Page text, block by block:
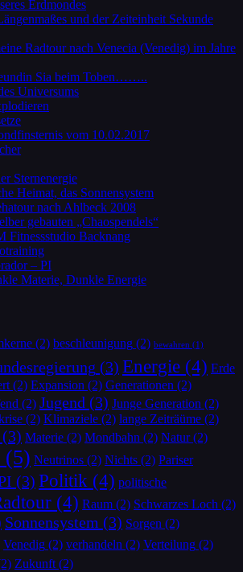
Erdmondes
und der Zeiteinheit Sekunde
Radtour nach Venecia (Venedig) im Jahre
Sia beim Toben……..
Universums
vom 10.02.2017
Sternenergie
Heimat, das Sonnensystem
nach Ahlbeck 2008
gebauten „Chaospendels“
Fitnessstudio Backnang
– PI
Materie, Dunkle Energie
(2) beschleunigung (2) bewahren (1)
(3) Energie (4) Erde
(2) Expansion (2) Generationen (2)
(2) Jugend (3) Junge Generation (2)
(2) Klimaziele (2) lange Zeiträüme (2)
(3) Materie (2) Mondbahn (2) Natur(2)
(5) Neutrinos (2) Nichts (2) Pariser
(3) Politik (4) politische
(4) Raum (2) Schwarzes Loch (2)
Sonnensystem (3) Sorgen (2)
Venedig (2) verhandeln (2) Verteilung (2)
Zukunft (2)